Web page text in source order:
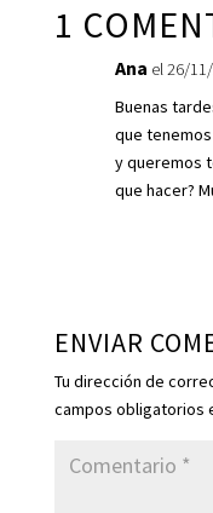
1
Ana el 26/
Buenas
que
y queremos
que hacer?
ENVIAR
Tu dirección de
campos obligatorios